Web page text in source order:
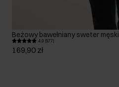
Beżowy bawełniany sweter męski
4.9 (977)
169,90 zł